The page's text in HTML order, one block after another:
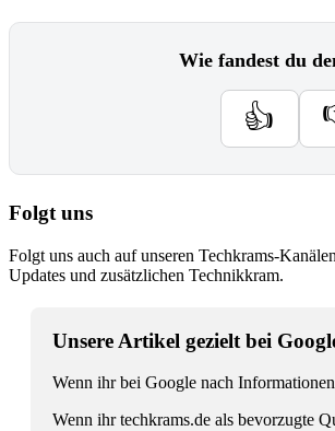
Wie fandest du
👍
Folgt uns
Folgt uns auch auf unseren Techkrams-
Updates und zusätzlichen Technikkram.
Unsere Artikel gezielt bei
Wenn ihr bei Google nach
Wenn ihr techkrams.de als bevorzugte